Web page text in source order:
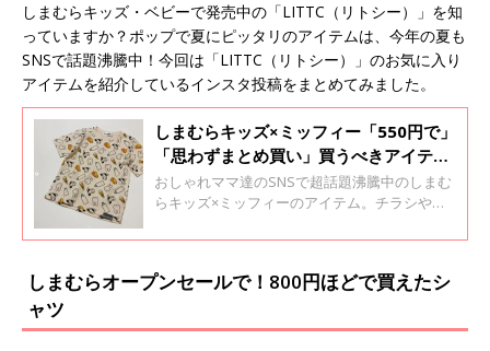
しまむらキッズ・ベビーで発売中の「LITTC（リトシー）」を知
っていますか？ポップで夏にピッタリのアイテムは、今年の夏も
SNSで話題沸騰中！今回は「LITTC（リトシー）」のお気に入り
アイテムを紹介しているインスタ投稿をまとめてみました。
しまむらキッズ×ミッフィー「550円で」
「思わずまとめ買い」買うべきアイテム
4選
おしゃれママ達のSNSで超話題沸騰中のしまむ
らキッズ×ミッフィーのアイテム。チラシやイ
とか。今回はミッフィーアイテムを買った方の
しまむらオープンセールで！800円ほどで買えたシ
ャツ